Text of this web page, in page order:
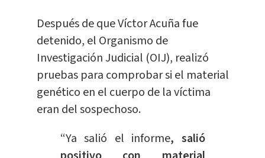
Después de que Víctor Acuña fue
detenido, el Organismo de
Investigación Judicial (OIJ), realizó
pruebas para comprobar si el material
genético en el cuerpo de la víctima
eran del sospechoso.
“Ya salió el informe, salió